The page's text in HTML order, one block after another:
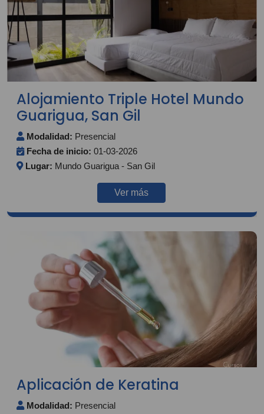
Alojamiento Triple Hotel Mundo
Guarigua, San Gil
Modalidad: Presencial
Fecha de inicio: 01-03-2026
Lugar: Mundo Guarigua - San Gil
Ver más
Aplicación de Keratina
Modalidad: Presencial